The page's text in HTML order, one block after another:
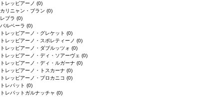
トレッビアーノ (0)
カリニャン・ブラン (0)
レブラ (0)
バルベーラ (0)
トレッビアーノ・グレケット (0)
トレッビアーノ・スポレティーノ (0)
トレッビアーノ・ダブルッツォ (0)
トレッビアーノ・ディ・ソアーヴェ (0)
トレッビアーノ・ディ・ルガーナ (0)
トレッビアーノ・トスカーナ (0)
トレッビアーノ・プロカニコ (0)
トレパット (0)
トレパットガルナッチャ (0)